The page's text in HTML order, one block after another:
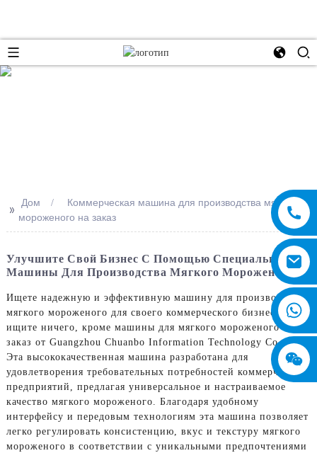
>> Дом
Коммерческая машина для производства мягкого
мороженого на заказ
Улучшите Свой Бизнес С Помощью Специальной
Машины Для Производства Мягкого Мороженого
Ищете надежную и эффективную машину для производства
мягкого мороженого для своего коммерческого бизнеса? Не
ищите ничего, кроме машины для мягкого мороженого на
заказ от Guangzhou Chuanbo Information Technology Co., Ltd.
Эта высококачественная машина разработана для
удовлетворения требовательных потребностей коммерческих
предприятий, предлагая универсальное и настраиваемое
качество мягкого мороженого. Благодаря удобному
интерфейсу и передовым технологиям эта машина позволяет
легко регулировать консистенцию, вкус и текстуру мягкого
мороженого в соответствии с уникальными предпочтениями